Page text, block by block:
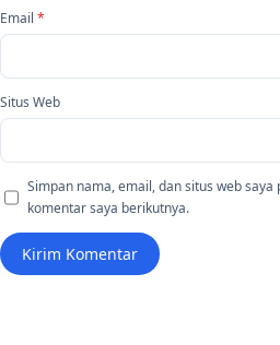
Email *
Situs Web
Simpan nama, email, dan situs web
komentar saya berikutnya.